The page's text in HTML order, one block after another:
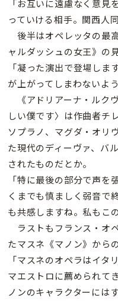
「お互いに遠慮なく意
っていける相手。関西人
後半はオペレッタの最
ャルダッシュの女王》の
「凝った演出で登場し
が上がってしまわないよ
《アドリアーナ・ルク
しい僕です〉は作曲者チ
ソプラノ、マグダ・オリ
た現代のディーヴァ、バ
されたものだとか。
「特に最後の部分で声を
くまでも慎ましく弱音で
も共感しますね。私もこ
ラストもフランス・オ
たマスネ《マノン》から
「マスネのオペラはイタ
マエストロに薦められて
ノンのキャラクターには